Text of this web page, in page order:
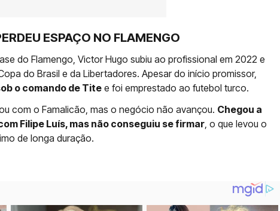
ESPAÇO NO FLAMENGO
do Flamengo, Victor Hugo subiu ao profissional em 2022 e
do Brasil e da Libertadores. Apesar do início promissor,
o comando de Tite e foi emprestado ao futebol turco.
com o Famalicão, mas o negócio não avançou. Chegou a
Filipe Luís, mas não conseguiu se firmar, o que levou o
de longa duração.